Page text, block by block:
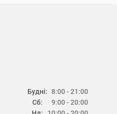
Будні:
Сб:
8:00 - 21:00
9:00 - 20:00